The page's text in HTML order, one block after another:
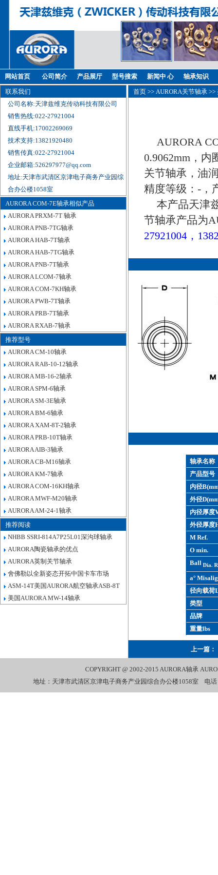
网站首页 公司简介 产品展厅 型号搜索 新闻中 心 轴承知识
联系我们
公司名称:天津兹维克传动科技有限公司
销售热线:022-27921004
直线手机:17002269069
技术支持:13821920480
销售传真:022-27921004
企业邮箱:526297977@qq.com
地址:天津市武清区京津电子商务产业园综
合办公楼1058室
AURORA COM-7E轴承相似产品
AURORA PRXM-7T 轴承
AURORA PNB-7TG轴承
AURORA HAB-7T轴承
AURORA HAB-7TG轴承
AURORA PNB-7T轴承
AURORA LCOM-7轴承
AURORA COM-7KH轴承
AURORA PWB-7T轴承
AURORA PRB-7T轴承
AURORA RXAB-7轴承
推荐型号
AURORA CM-10轴承
AURORA RAB-10-12轴承
AURORA MB-16-2轴承
AURORA SPM-6轴承
AURORA SM-3E轴承
AURORA BM-6轴承
AURORA XAM-8T-2轴承
AURORA PRB-10T轴承
AURORA AIB-3轴承
AURORA CB-M16轴承
AURORA KM-7轴承
AURORA COM-16KH轴承
AURORA MWF-M20轴承
AURORA AM-24-1轴承
推荐阅读
NHBB SSRI-814A7P25L01深沟球轴承
AURORA陶瓷轴承的优点
AURORA英制关节轴承
舍佛勒以全新姿态开拓中国卡车市场
ASM-14T美国AURORA航空轴承ASB-8T
美国AURORA MW-14轴承
首页 >> AURORA关节轴承 >>
AURORA
0.9062mm，内
关节轴承，油
精度等级：-，
本产品天津
节轴承产品为
27921004，
轴承名称
产品型号
内径
外径
内径厚度
外径厚度
M Ref.
O min.
BallDia.
a°
径向载荷
类型
品牌
重量lbs
上一篇：
COPYRIGHT @ 2002-2015AURORA轴承
地址：天津市武清区京津电子商务产业园综合办公楼1058室 电